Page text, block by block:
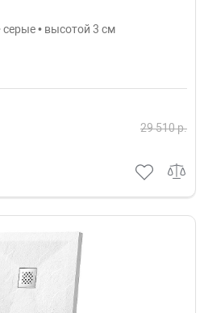
серые • высотой 3 см
29 510 р.